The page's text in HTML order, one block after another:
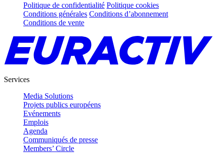
Politique de confidentialité Politique cookies
Conditions générales Conditions d’abonnement
Conditions de vente
Services
Media Solutions
Projets publics européens
Evénements
Emplois
Agenda
Communiqués de presse
Members’ Circle